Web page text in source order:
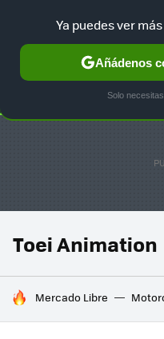
SELECCIÓN GAMING
Toei Animation
HOY SE HABLA DE
Mercado Libre
Ya puedes ver
Añádenos
Solo